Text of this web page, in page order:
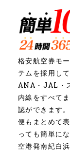
格安航空券モ
テムを採用して
ANA・JAL・
内線をすべて
認ができます
便もまとめて
っても簡単に
空港発南紀白